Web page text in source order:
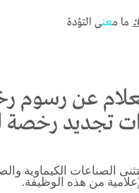
ما معنى التؤدة
عن رسوم
تجديد رخصة
الصناعات الكيماوية
من هذه الوظيفة.